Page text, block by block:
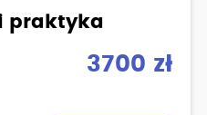
i praktyka
3700 zł